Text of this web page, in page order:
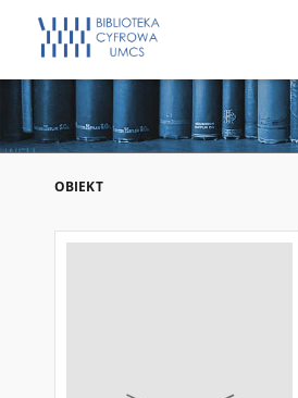
OBIEKT